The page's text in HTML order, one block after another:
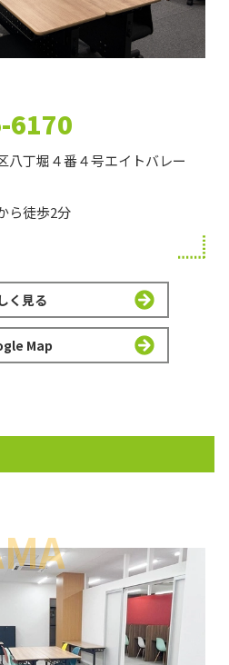
6170
八丁堀４番４号エイトバレー
ら徒歩2分
く見る
Map